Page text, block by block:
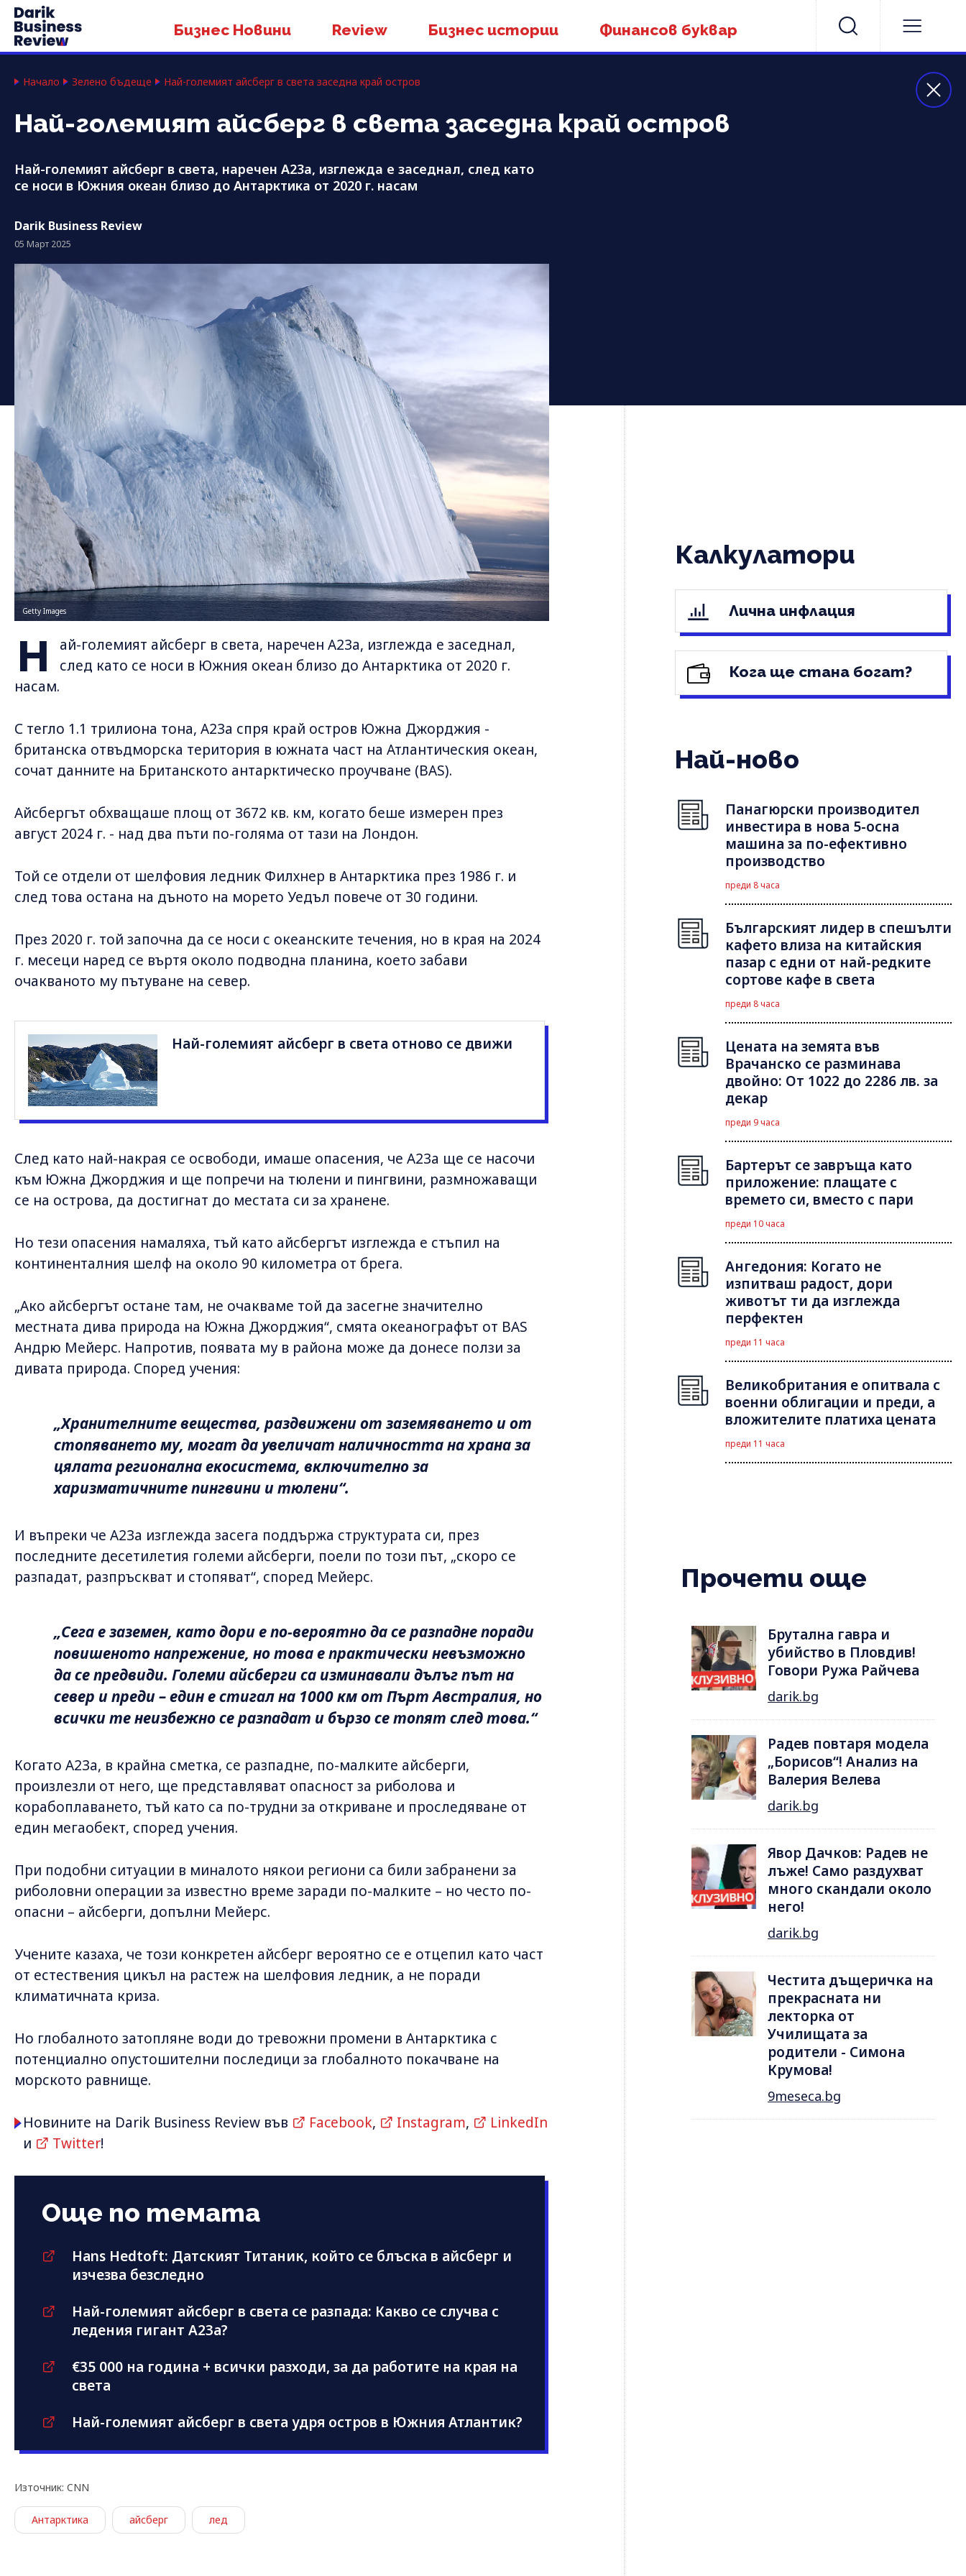
Бизнес Новини Review Бизнес истории Финансов буквар
Начало Зелено бъдеще Най-големият айсберг в света заседна край остров
Най-големият айсберг в света заседна край остров
Най-големият айсберг в света, наречен A23a, изглежда е заседнал, след като
се носи в Южния океан близо до Антарктика от 2020 г. насам
Darik Business Review
05 Март 2025
Getty Images
Н
ай-големият айсберг в света, наречен A23a, изглежда е заседнал,
след като се носи в Южния океан близо до Антарктика от 2020 г.
насам.
С тегло 1.1 трилиона тона, A23a спря край остров Южна Джорджия -
британска отвъдморска територия в южната част на Атлантическия океан,
сочат данните на Британското антарктическо проучване (BAS).
Айсбергът обхващаше площ от 3672 кв. км, когато беше измерен през
август 2024 г. - над два пъти по-голяма от тази на Лондон.
Той се отдели от шелфовия ледник Филхнер в Антарктика през 1986 г. и
след това остана на дъното на морето Уедъл повече от 30 години.
През 2020 г. той започна да се носи с океанските течения, но в края на 2024
г. месеци наред се въртя около подводна планина, което забави
очакваното му пътуване на север.
Най-големият айсберг в света отново се движи
След като най-накрая се освободи, имаше опасения, че A23a ще се насочи
към Южна Джорджия и ще попречи на тюлени и пингвини, размножаващи
се на острова, да достигнат до местата си за хранене.
Но тези опасения намаляха, тъй като айсбергът изглежда е стъпил на
континенталния шелф на около 90 километра от брега.
„Ако айсбергът остане там, не очакваме той да засегне значително
местната дива природа на Южна Джорджия“, смята океанографът от BAS
Андрю Мейерс. Напротив, появата му в района може да донесе ползи за
дивата природа. Според учения:
„Хранителните вещества, раздвижени от заземяването и от
стопяването му, могат да увеличат наличността на храна за
цялата регионална екосистема, включително за
харизматичните пингвини и тюлени“.
И въпреки че A23a изглежда засега поддържа структурата си, през
последните десетилетия големи айсберги, поели по този път, „скоро се
разпадат, разпръскват и стопяват“, според Мейерс.
„Сега е заземен, като дори е по-вероятно да се разпадне поради
повишеното напрежение, но това е практически невъзможно
да се предвиди. Големи айсберги са изминавали дълъг път на
север и преди – един е стигал на 1000 км от Пърт Австралия, но
всички те неизбежно се разпадат и бързо се топят след това.“
Когато A23a, в крайна сметка, се разпадне, по-малките айсберги,
произлезли от него, ще представляват опасност за риболова и
корабоплаването, тъй като са по-трудни за откриване и проследяване от
един мегаобект, според учения.
При подобни ситуации в миналото някои региони са били забранени за
риболовни операции за известно време заради по-малките – но често по-
опасни – айсберги, допълни Мейерс.
Учените казаха, че този конкретен айсберг вероятно се е отцепил като част
от естествения цикъл на растеж на шелфовия ледник, а не поради
климатичната криза.
Но глобалното затопляне води до тревожни промени в Антарктика с
потенциално опустошителни последици за глобалното покачване на
морското равнище.
Новините на Darik Business Review във Facebook, Instagram,
LinkedIn
и
Twitter!
Още по темата
Hans Hedtoft: Датският Титаник, който се блъска в айсберг и
изчезва безследно
Най-големият айсберг в света се разпада: Какво се случва с
ледения гигант A23a?
€35 000 на година + всички разходи, за да работите на края на
света
Най-големият айсберг в света удря остров в Южния Атлантик?
Източник: CNN
Антарктика айсберг лед
Калкулатори
Лична инфлация
Кога ще стана богат?
Най-ново
Панагюрски производител
инвестира в нова 5-осна
машина за по-ефективно
производство
преди 8 часа
Българският лидер в спешълти
кафето влиза на китайския
пазар с едни от най-редките
сортове кафе в света
преди 8 часа
Цената на земята във
Врачанско се разминава
двойно: От 1022 до 2286 лв. за
декар
преди 9 часа
Бартерът се завръща като
приложение: плащате с
времето си, вместо с пари
преди 10 часа
Ангедония: Когато не
изпитваш радост, дори
животът ти да изглежда
перфектен
преди 11 часа
Великобритания е опитвала с
военни облигации и преди, а
вложителите платиха цената
преди 11 часа
Прочети още
Брутална гавра и
убийство в Пловдив!
Говори Ружа Райчева
darik.bg
Радев повтаря модела
„Борисов“! Анализ на
Валерия Велева
darik.bg
Явор Дачков: Радев не
лъже! Само раздухват
много скандали около
него!
darik.bg
Честита дъщеричка на
прекрасната ни
лекторка от
Училищата за
родители - Симона
Крумова!
9meseca.bg